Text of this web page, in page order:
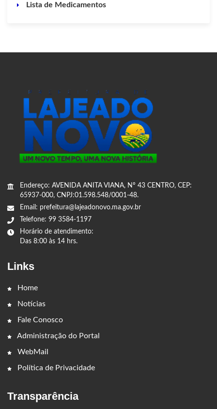
Lista de Medicamentos
Endereço: AVENIDA ANITA VIANA, Nº 43 CENTRO, CEP:
65937-000, CNPJ:01.598.548/0001-48.
Email: prefeitura@lajeadonovo.ma.gov.br
Telefone: 99 3584-1197
Horário de atendimento:
Das 8:00 às 14 hrs.
Links
Home
Notícias
Fale Conosco
Administração do Portal
WebMail
Política de Privacidade
Transparência